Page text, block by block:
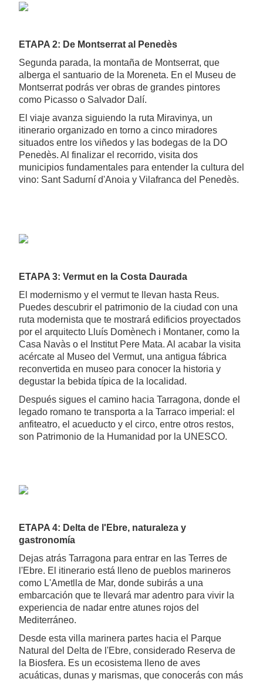
ETAPA 2: De Montserrat al Penedès
Segunda parada, la montaña de Montserrat, que
alberga el santuario de la Moreneta. En el Museu de
Montserrat podrás ver obras de grandes pintores
como Picasso o Salvador Dalí.
El viaje avanza siguiendo la ruta Miravinya, un
itinerario organizado en torno a cinco miradores
situados entre los viñedos y las bodegas de la DO
Penedès. Al finalizar el recorrido, visita dos
municipios fundamentales para entender la cultura del
vino: Sant Sadurní d'Anoia y Vilafranca del Penedès.
ETAPA 3: Vermut en la Costa Daurada
El modernismo y el vermut te llevan hasta Reus.
Puedes descubrir el patrimonio de la ciudad con una
ruta modernista que te mostrará edificios proyectados
por el arquitecto Lluís Domènech i Montaner, como la
Casa Navàs o el Institut Pere Mata. Al acabar la visita
acércate al Museo del Vermut, una antigua fábrica
reconvertida en museo para conocer la historia y
degustar la bebida típica de la localidad.
Después sigues el camino hacia Tarragona, donde el
legado romano te transporta a la Tarraco imperial: el
anfiteatro, el acueducto y el circo, entre otros restos,
son Patrimonio de la Humanidad por la UNESCO.
ETAPA 4: Delta de l'Ebre, naturaleza y
gastronomía
Dejas atrás Tarragona para entrar en las Terres de
l'Ebre. El itinerario está lleno de pueblos marineros
como L'Ametlla de Mar, donde subirás a una
embarcación que te llevará mar adentro para vivir la
experiencia de nadar entre atunes rojos del
Mediterráneo.
Desde esta villa marinera partes hacia el Parque
Natural del Delta de l'Ebre, considerado Reserva de
la Biosfera. Es un ecosistema lleno de aves
acuáticas, dunas y marismas, que conocerás con más